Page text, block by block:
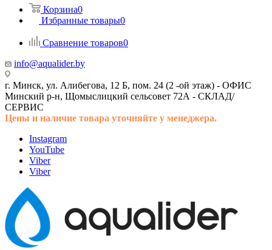
Корзина0
Избранные товары0
Сравнение товаров0
info@aqualider.by
г. Минск, ул. Алибегова, 12 Б, пом. 24 (2 -ой этаж) - ОФИС
Минский р-н, Щомыслицкий сельсовет 72А - СКЛАД/
СЕРВИС
Цены и наличие товара уточняйте у менеджера.
Instagram
YouTube
Viber
Viber